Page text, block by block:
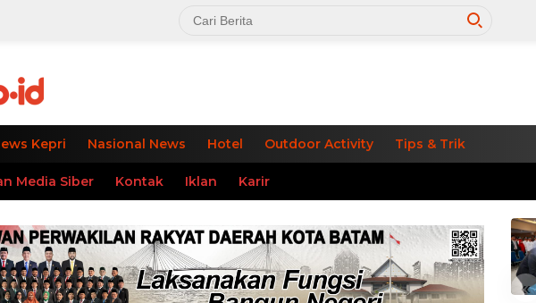
Kepri Nasional News Hotel Outdoor Activity Tips & Trik
Media Siber Kontak Iklan Karir
«